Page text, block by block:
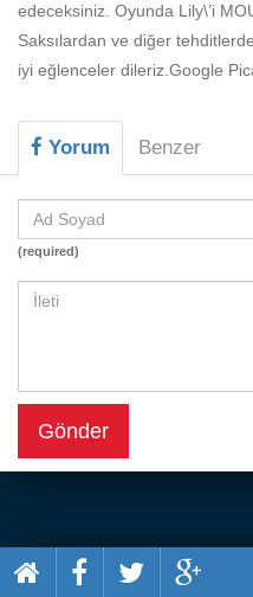
Motor
Beceri
Komik
Mario
Savaş
Spor
edeceksiniz. Oyunda Lily\’i
Saksılardan ve diğer
iyi eğlenceler dileriz.Google
Yorum Benzer
(required)
Gönder